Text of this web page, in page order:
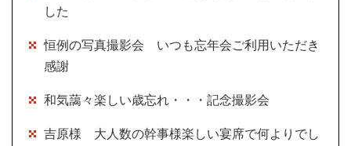
した
恒例の写真撮影会 いつも忘年会ご利用いただき
感謝
和気藹々楽しい歳忘れ・・・記念撮影会
吉原様 大人数の幹事様楽しい宴席で何よりでし